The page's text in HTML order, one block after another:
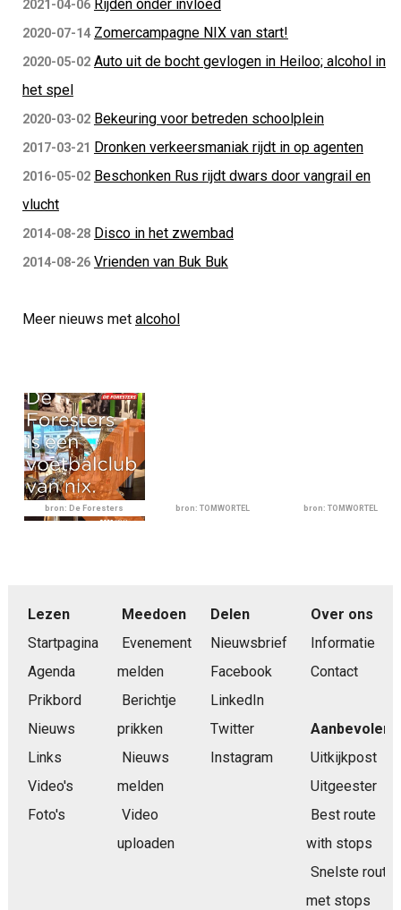
2021-04-06 Rijden onder invloed
2020-07-14 Zomercampagne NIX van start!
2020-05-02 Auto uit de bocht gevlogen in Heiloo; alcohol in
het spel
2020-03-02 Bekeuring voor betreden schoolplein
2017-03-21 Dronken verkeersmaniak rijdt in op agenten
2016-05-02 Beschonken Rus rijdt dwars door vangrail en
vlucht
2014-08-28 Disco in het zwembad
2014-08-26 Vrienden van Buk Buk
Meer nieuws met alcohol
bron: De Foresters bron: TOMWORTEL bron: TOMWORTEL
Lezen
Startpagina
Agenda
Prikbord
Nieuws
Links
Video's
Foto's
Meedoen
Evenement
melden
Berichtje
prikken
Nieuws
melden
Video
uploaden
Delen
Nieuwsbrief
Facebook
LinkedIn
Twitter
Instagram
Over ons
Informatie
Contact
Aanbevolen
Uitkijkpost
Uitgeester
Best route
with stops
Snelste route
met stops